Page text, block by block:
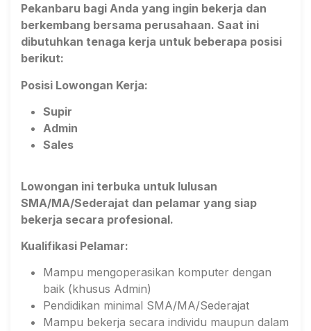
Pekanbaru bagi Anda yang ingin bekerja dan
berkembang bersama perusahaan. Saat ini
dibutuhkan tenaga kerja untuk beberapa posisi
berikut:
Posisi Lowongan Kerja:
Supir
Admin
Sales
Lowongan ini terbuka untuk lulusan
SMA/MA/Sederajat dan pelamar yang siap
bekerja secara profesional.
Kualifikasi Pelamar:
Mampu mengoperasikan komputer dengan
baik (khusus Admin)
Pendidikan minimal SMA/MA/Sederajat
Mampu bekerja secara individu maupun dalam